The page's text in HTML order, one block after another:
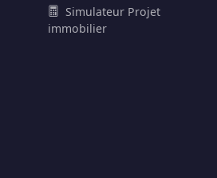
Simulateur Projet
immobilier